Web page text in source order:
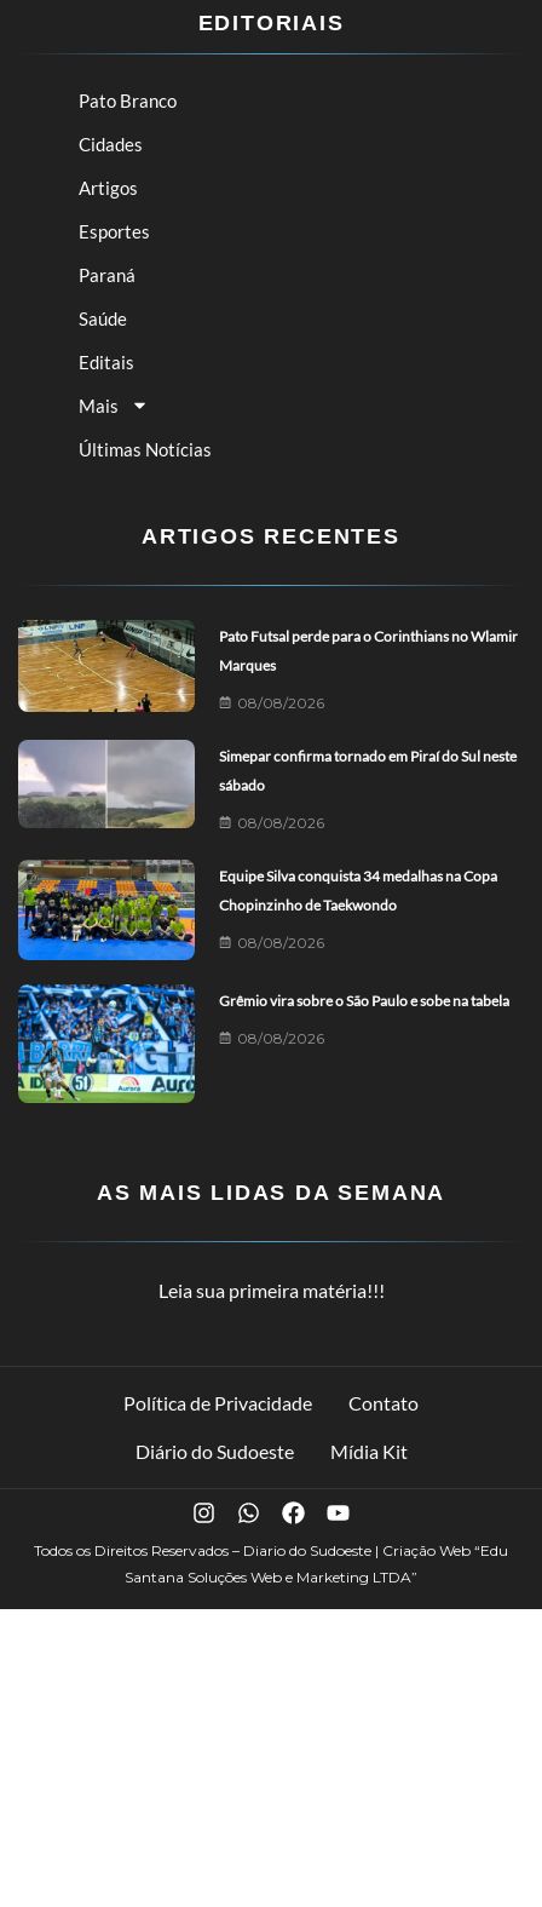
EDITORIAIS
Pato Branco
Cidades
Artigos
Esportes
Paraná
Saúde
Editais
Mais
Últimas Notícias
ARTIGOS RECENTES
Pato Futsal perde para o Corinthians no Wlamir
Marques
08/08/2026
Simepar confirma tornado em Piraí do Sul neste
sábado
08/08/2026
Equipe Silva conquista 34 medalhas na Copa
Chopinzinho de Taekwondo
08/08/2026
Grêmio vira sobre o São Paulo e sobe na tabela
08/08/2026
AS MAIS LIDAS DA SEMANA
Leia sua primeira matéria!!!
Política de Privacidade Contato
Diário do Sudoeste Mídia Kit
Todos os Direitos Reservados – Diario do Sudoeste | Criação Web “Edu
Santana Soluções Web e Marketing LTDA”